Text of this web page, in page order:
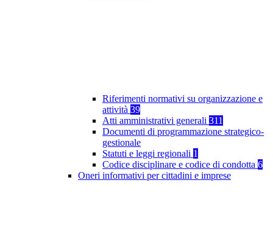
Riferimenti normativi su organizzazione e
attività 39
Atti amministrativi generali 311
Documenti di programmazione strategico-
gestionale
Statuti e leggi regionali 1
Codice disciplinare e codice di condotta 6
Oneri informativi per cittadini e imprese